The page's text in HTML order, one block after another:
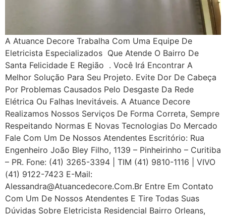
A Atuance Decore Trabalha Com Uma Equipe De
Eletricista Especializados Que Atende O Bairro De
Santa Felicidade E Região . Você Irá Encontrar A
Melhor Solução Para Seu Projeto. Evite Dor De Cabeça
Por Problemas Causados Pelo Desgaste Da Rede
Elétrica Ou Falhas Inevitáveis. A Atuance Decore
Realizamos Nossos Serviços De Forma Correta, Sempre
Respeitando Normas E Novas Tecnologias Do Mercado
Fale Com Um De Nossos Atendentes Escritório: Rua
Engenheiro João Bley Filho, 1139 – Pinheirinho – Curitiba
– PR. Fone: (41) 3265-3394 | TIM (41) 9810-1116 | VIVO
(41) 9122-7423 E-Mail:
Alessandra@atuancedecore.com.br Entre Em Contato
Com Um De Nossos Atendentes E Tire Todas Suas
Dúvidas Sobre Eletricista Residencial Bairro Orleans,